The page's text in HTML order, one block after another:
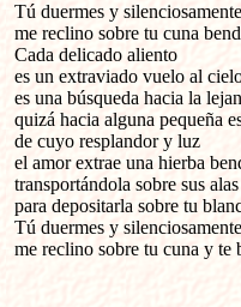
Tú duermes y silenciosamente
me reclino sobre tu cuna
Cada delicado aliento
es un extraviado vuelo al
es una búsqueda hacia la
quizá hacia alguna pequeña
de cuyo resplandor y luz
el amor extrae una hierba
transportándola sobre sus alas
para depositarla sobre tu
Tú duermes y silenciosamente
me reclino sobre tu cuna y te